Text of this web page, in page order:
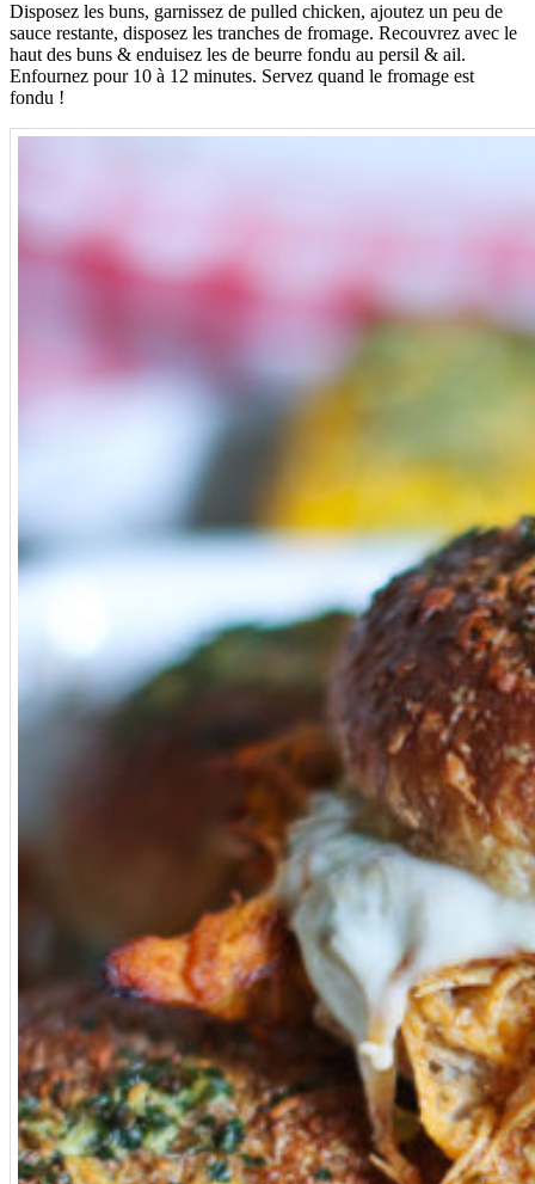
Disposez les buns, garnissez de pulled chicken, ajoutez un peu de
sauce restante, disposez les tranches de fromage. Recouvrez avec le
haut des buns & enduisez les de beurre fondu au persil & ail.
Enfournez pour 10 à 12 minutes. Servez quand le fromage est
fondu !